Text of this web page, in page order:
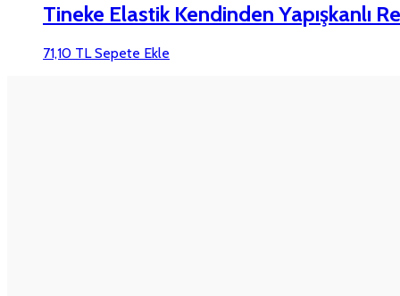
Tineke Elastik Kendinden Yapışkanlı
71,10 TL Sepete Ekle